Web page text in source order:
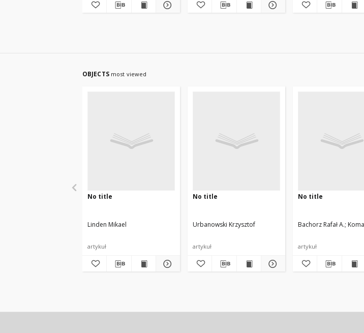
OBJECTS most viewed
No title
Linden Mikael
artykuł
No title
Urbanowski Krzysztof
artykuł
No title
Bachorz Rafał A.
artykuł